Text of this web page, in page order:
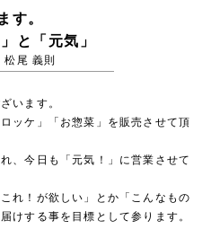
す。
と「元気」
尾 義則
います。
ッケ」「お惣菜」を販売させて頂
、今日も「元気！」に営業させて
れ！が欲しい」とか「こんなもの
けする事を目標として参ります。